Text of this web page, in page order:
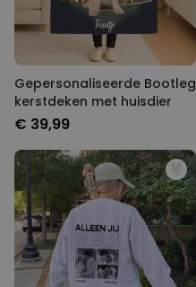
Gepersonaliseerde Bootleg
kerstdeken met huisdier
€ 39,99